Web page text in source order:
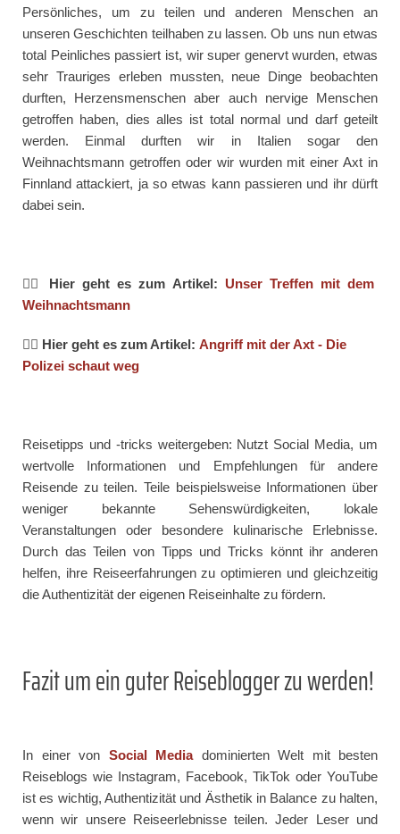
Persönliches, um zu teilen und anderen Menschen an
unseren Geschichten teilhaben zu lassen. Ob uns nun etwas
total Peinliches passiert ist, wir super genervt wurden, etwas
sehr Trauriges erleben mussten, neue Dinge beobachten
durften, Herzensmenschen aber auch nervige Menschen
getroffen haben, dies alles ist total normal und darf geteilt
werden. Einmal durften wir in Italien sogar den
Weihnachtsmann getroffen oder wir wurden mit einer Axt in
Finnland attackiert, ja so etwas kann passieren und ihr dürft
dabei sein.
👉🏻 Hier geht es zum Artikel: Unser Treffen mit dem
Weihnachtsmann
👉🏻 Hier geht es zum Artikel: Angriff mit der Axt - Die
Polizei schaut weg
Reisetipps und -tricks weitergeben: Nutzt Social Media, um
wertvolle Informationen und Empfehlungen für andere
Reisende zu teilen. Teile beispielsweise Informationen über
weniger bekannte Sehenswürdigkeiten, lokale
Veranstaltungen oder besondere kulinarische Erlebnisse.
Durch das Teilen von Tipps und Tricks könnt ihr anderen
helfen, ihre Reiseerfahrungen zu optimieren und gleichzeitig
die Authentizität der eigenen Reiseinhalte zu fördern.
Fazit um ein guter Reiseblogger zu werden!
In einer von Social Mediadominierten Welt mit besten
Reiseblogs wie Instagram, Facebook, TikTok oder YouTube
ist es wichtig, Authentizität und Ästhetik in Balance zu halten,
wenn wir unsere Reiseerlebnisse teilen. Jeder Leser und